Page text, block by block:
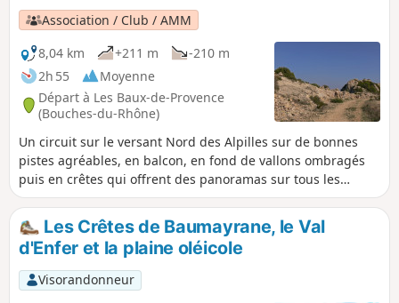
Association / Club / AMM
8,04 km
+211 m
-210 m
2h 55
Moyenne
Départ à Les Baux-de-Provence
(Bouches-du-Rhône)
Un circuit sur le versant Nord des Alpilles sur de bonnes
pistes agréables, en balcon, en fond de vallons ombragés
puis en crêtes qui offrent des panoramas sur tous les
versants des Alpilles. La vue va bien au delà. Le circuit
débute par une piste qui en balcon. Mis à part le retour par
le GR®6, vous ne rencontrerez pas grand monde sinon
personne sur ces pistes à l'écart des sentiers battus.
Les Crêtes de Baumayrane, le Val
d'Enfer et la plaine oléicole
Visorandonneur